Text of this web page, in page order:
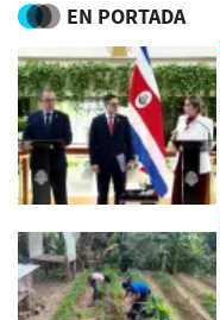
EN PORTADA